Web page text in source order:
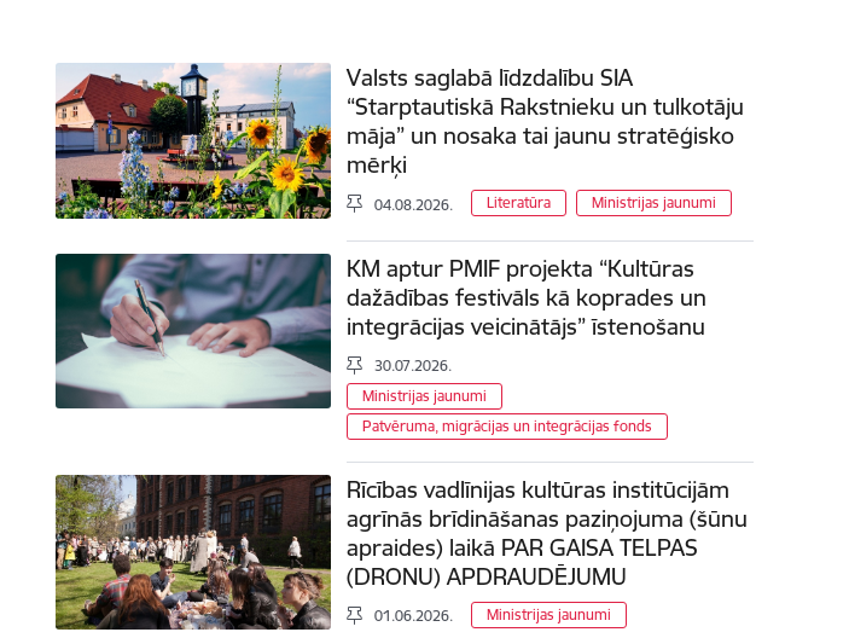
Valsts saglabā līdzdalību SIA
“Starptautiskā Rakstnieku un tulkotāju
māja” un nosaka tai jaunu stratēģisko
mērķi
04.08.2026. Literatūra Ministrijas jaunumi
KM aptur PMIF projekta “Kultūras
dažādības festivāls kā koprades un
integrācijas veicinātājs” īstenošanu
30.07.2026.
Ministrijas jaunumi
Patvēruma, migrācijas un integrācijas fonds
Rīcības vadlīnijas kultūras institūcijām
agrīnās brīdināšanas paziņojuma (šūnu
apraides) laikā PAR GAISA TELPAS
(DRONU) APDRAUDĒJUMU
01.06.2026. Ministrijas jaunumi